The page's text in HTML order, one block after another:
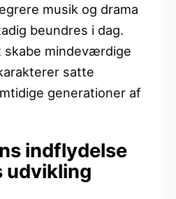
musik og drama
beundres i dag.
skabe mindeværdige
satte
generationer af
indflydelse
udvikling